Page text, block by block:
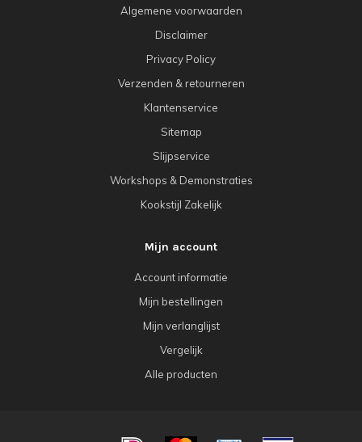
Algemene voorwaarden
Disclaimer
Privacy Policy
Verzenden & retourneren
Klantenservice
Sitemap
Slijpservice
Workshops & Demonstraties
Kookstijl Zakelijk
Mijn account
Account informatie
Mijn bestellingen
Mijn verlanglijst
Vergelijk
Alle producten